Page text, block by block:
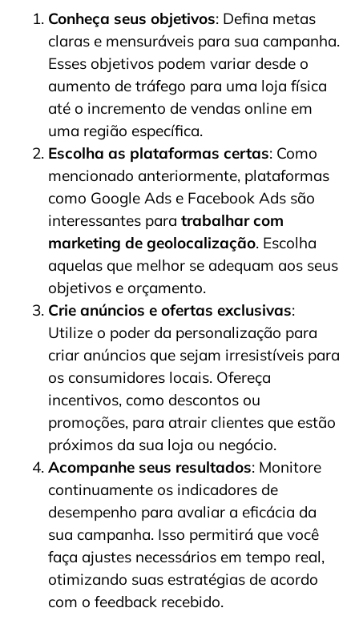
Conheça seus objetivos: Defina metas
claras e mensuráveis para sua campanha.
Esses objetivos podem variar desde o
aumento de tráfego para uma loja física
até o incremento de vendas online em
uma região específica.
Escolha as plataformas certas: Como
mencionado anteriormente, plataformas
como Google Ads e Facebook Ads são
interessantes para trabalhar com
marketing de geolocalização. Escolha
aquelas que melhor se adequam aos seus
objetivos e orçamento.
Crie anúncios e ofertas exclusivas:
Utilize o poder da personalização para
criar anúncios que sejam irresistíveis para
os consumidores locais. Ofereça
incentivos, como descontos ou
promoções, para atrair clientes que estão
próximos da sua loja ou negócio.
Acompanhe seus resultados: Monitore
continuamente os indicadores de
desempenho para avaliar a eficácia da
sua campanha. Isso permitirá que você
faça ajustes necessários em tempo real,
otimizando suas estratégias de acordo
com o feedback recebido.